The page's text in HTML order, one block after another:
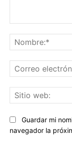
Guardar mi
navegador la